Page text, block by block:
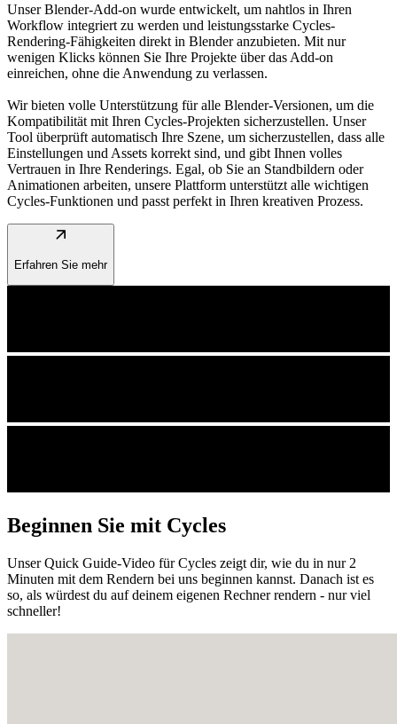
Unser Blender-Add-on wurde entwickelt, um nahtlos in Ihren
Workflow integriert zu werden und leistungsstarke Cycles-
Rendering-Fähigkeiten direkt in Blender anzubieten. Mit nur
wenigen Klicks können Sie Ihre Projekte über das Add-on
einreichen, ohne die Anwendung zu verlassen.
Wir bieten volle Unterstützung für alle Blender-Versionen, um die
Kompatibilität mit Ihren Cycles-Projekten sicherzustellen. Unser
Tool überprüft automatisch Ihre Szene, um sicherzustellen, dass alle
Einstellungen und Assets korrekt sind, und gibt Ihnen volles
Vertrauen in Ihre Renderings. Egal, ob Sie an Standbildern oder
Animationen arbeiten, unsere Plattform unterstützt alle wichtigen
Cycles-Funktionen und passt perfekt in Ihren kreativen Prozess.
arrow_outward
Erfahren Sie mehr
Beginnen Sie mit Cycles
Unser Quick Guide-Video für Cycles zeigt dir, wie du in nur 2
Minuten mit dem Rendern bei uns beginnen kannst. Danach ist es
so, als würdest du auf deinem eigenen Rechner rendern - nur viel
schneller!